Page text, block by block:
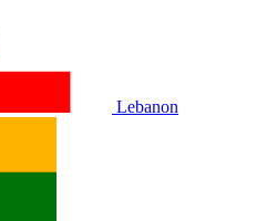
Lebanon